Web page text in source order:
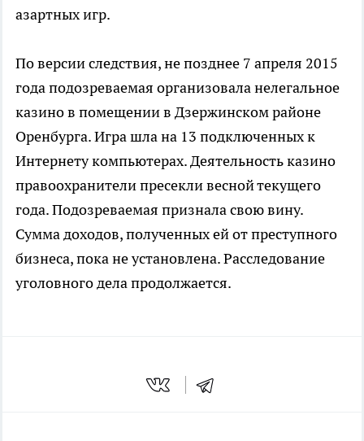
азартных игр.
По версии следствия, не позднее 7 апреля 2015
года подозреваемая организовала нелегальное
казино в помещении в Дзержинском районе
Оренбурга. Игра шла на 13 подключенных к
Интернету компьютерах. Деятельность казино
правоохранители пресекли весной текущего
года. Подозреваемая признала свою вину.
Сумма доходов, полученных ей от преступного
бизнеса, пока не установлена. Расследование
уголовного дела продолжается.